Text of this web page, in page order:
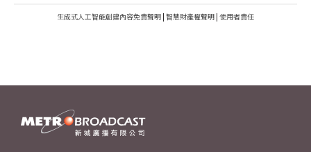
生成式人工智能創建內容免責聲明 | 智慧財產權聲明 | 使用者責任